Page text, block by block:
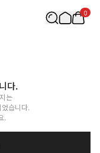
0
다.
는
습니다.
.